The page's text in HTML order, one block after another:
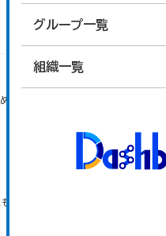
グループ一覧
組織一覧
た、主要観光施設を掲
アクセス可能です